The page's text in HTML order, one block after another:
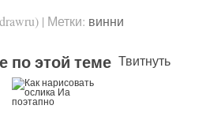
| Метки: винни
по этой теме Твитнуть